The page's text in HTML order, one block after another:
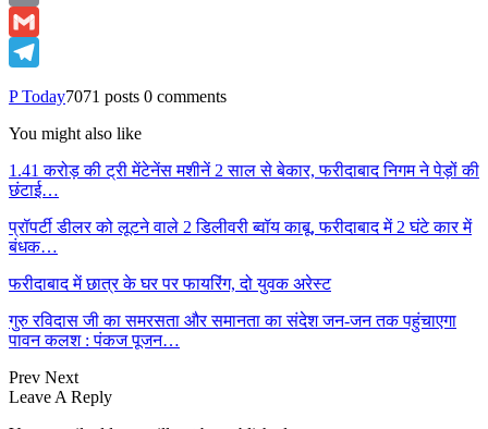
Email
Gmail
P Today7071 posts 0 comments
You might also like
1.41 करोड़ की ट्री मेंटेनेंस मशीनें 2 साल से बेकार, फरीदाबाद निगम ने पेड़ों की
छंटाई…
प्रॉपर्टी डीलर को लूटने वाले 2 डिलीवरी ब्वॉय काबू, फरीदाबाद में 2 घंटे कार में
बंधक…
फरीदाबाद में छात्र के घर पर फायरिंग, दो युवक अरेस्ट
गुरु रविदास जी का समरसता और समानता का संदेश जन-जन तक पहुंचाएगा
पावन कलश : पंकज पूजन…
Prev Next
Leave A Reply